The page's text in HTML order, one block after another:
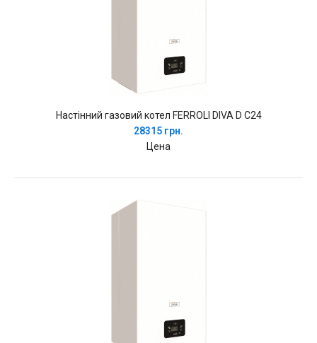
Настінний газовий котел FERROLI DIVA D C24
28315 грн.
Цена